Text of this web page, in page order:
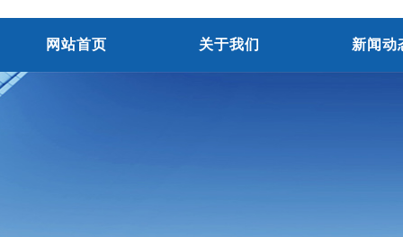
网站首页 关于我们 新闻动